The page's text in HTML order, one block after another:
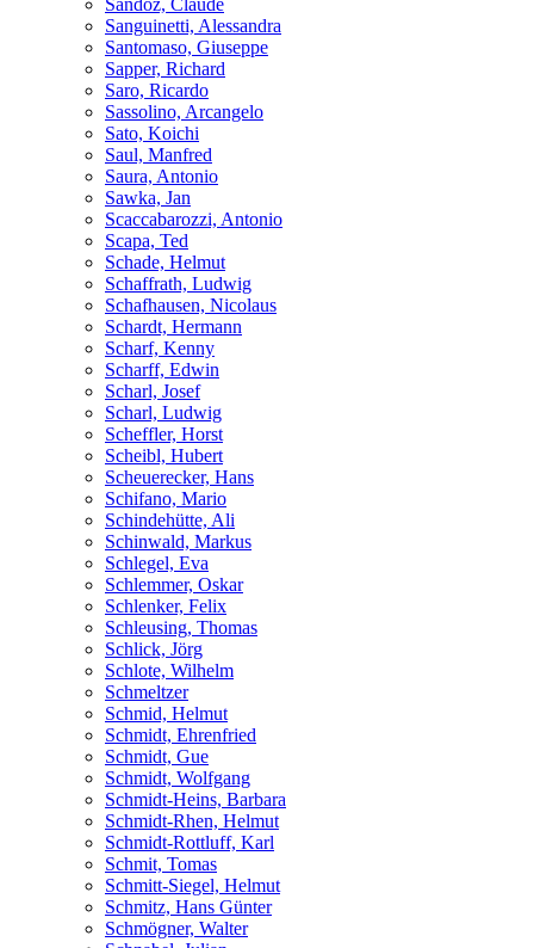
Sanguinetti, Alessandra
Santomaso, Giuseppe
Sapper, Richard
Saro, Ricardo
Sassolino, Arcangelo
Sato, Koichi
Saul, Manfred
Saura, Antonio
Sawka, Jan
Scaccabarozzi, Antonio
Scapa, Ted
Schade, Helmut
Schaffrath, Ludwig
Schafhausen, Nicolaus
Schardt, Hermann
Scharf, Kenny
Scharff, Edwin
Scharl, Josef
Scharl, Ludwig
Scheffler, Horst
Scheibl, Hubert
Scheuerecker, Hans
Schifano, Mario
Schindehütte, Ali
Schinwald, Markus
Schlegel, Eva
Schlemmer, Oskar
Schlenker, Felix
Schleusing, Thomas
Schlick, Jörg
Schlote, Wilhelm
Schmeltzer
Schmid, Helmut
Schmidt, Ehrenfried
Schmidt, Gue
Schmidt, Wolfgang
Schmidt-Heins, Barbara
Schmidt-Rhen, Helmut
Schmidt-Rottluff, Karl
Schmit, Tomas
Schmitt-Siegel, Helmut
Schmitz, Hans Günter
Schmögner, Walter